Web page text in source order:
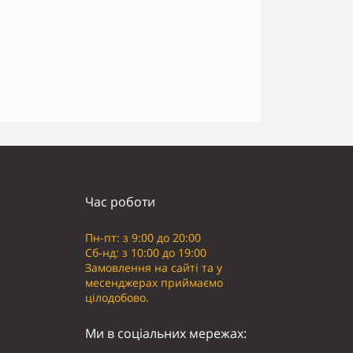
Час роботи
Пн-пт: з 9:00 до 20:00
Сб-нд: з 10:00 до 19:00
Замовлення на сайті та у
месенджерах приймаємо
цілодобово.
Ми в соціальних мережах: